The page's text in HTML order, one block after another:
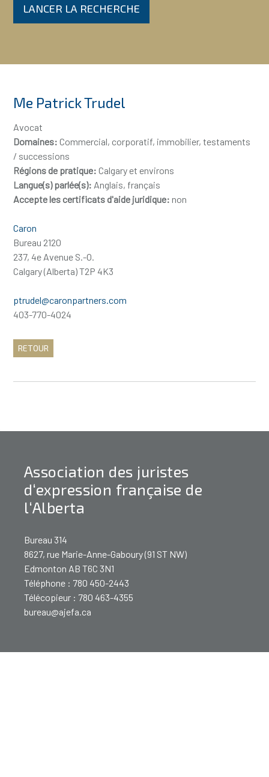
LANCER LA RECHERCHE
Me Patrick Trudel
Avocat
Domaines: Commercial, corporatif, immobilier, testaments
/ successions
Régions de pratique: Calgary et environs
Langue(s) parlée(s): Anglais, français
Accepte les certificats d'aide juridique: non
Caron
Bureau 2120
237, 4e Avenue S.-O.
Calgary (Alberta) T2P 4K3
ptrudel@caronpartners.com
403-770-4024
RETOUR
Association des juristes
d‘expression française de
l‘Alberta
Bureau 314
8627, rue Marie-Anne-Gaboury (91 ST NW)
Edmonton AB T6C 3N1
Téléphone : 780 450-2443
Télécopieur : 780 463-4355
bureau@ajefa.ca